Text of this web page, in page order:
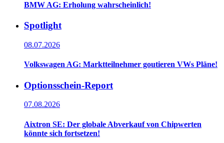
BMW AG: Erholung wahrscheinlich!
Spotlight
08.07.2026
Volkswagen AG: Marktteilnehmer goutieren VWs Pläne!
Optionsschein-Report
07.08.2026
Aixtron SE: Der globale Abverkauf von Chipwerten
könnte sich fortsetzen!